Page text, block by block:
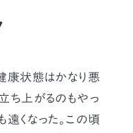
康状態はかなり悪
ち上がるのもやっ
遠くなった。この頃